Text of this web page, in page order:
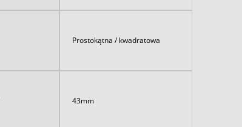
Prostokątna / kwadratowa
43mm